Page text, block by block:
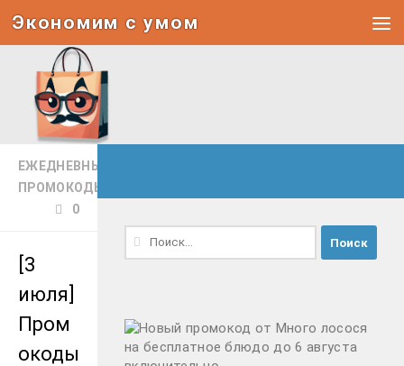
Под записью
Экономим с умом
ЕЖЕДНЕВНЫЕ
ПРОМОКОДЫ
0
[3
июля]
Пром
окоды
Найти: